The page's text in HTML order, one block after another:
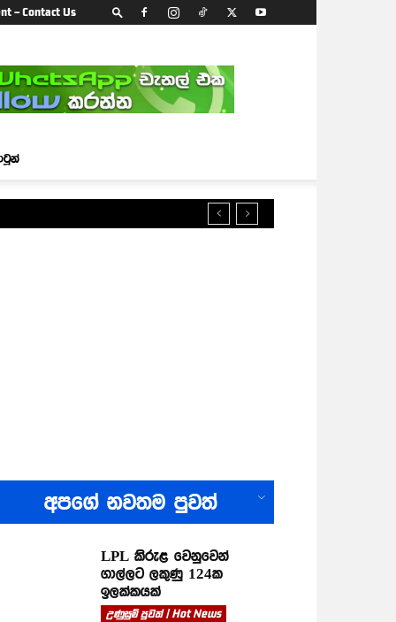
– Contact Us
අපගේ නවතම පුවත්
LPL කිරුළ වෙනුවෙන්
ගාල්ලට ලකුණු 124ක
ඉලක්කයක්
උණුසුම් පුවත් | Hot News